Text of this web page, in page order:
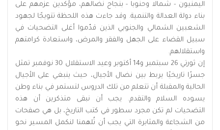
اليمنيون - شمالا وحنوبا - بنجاح نضالهم، مؤكدين عزمهم على
بناء دولة العدالة والتنمية. وقد جاءت هذه اللحظة تتويجًا لجهود
الشعبين الشمالي والجنوبي الذين قدّموا أغلى التضحيات في
سبيل القضاء على الجهل والفقر والمرض، واستعادة كرامتهم
واستقلالهم.
إن ثورتي 26 سبتمبر و14 أكتوبر وعيد الاستقلال 30 نوفمبر تمثل
جسرًا تاريخيًا يربط بين نضال الأجيال، حيث ينبغي على الأجيال
الحالية والمقبلة أن تتعلم من تلك الدروس لتستمر في بناء وطن
يسوده السلام والتقدم. يجب أن نبقى متذكرين أن هذه
التضحيات لم تكن مجرد سطور في كتب التاريخ، بل هي صفحات
من الشجاعة والمثابرة التي يجب أن تُلهمنا لنكمل المسير نحو